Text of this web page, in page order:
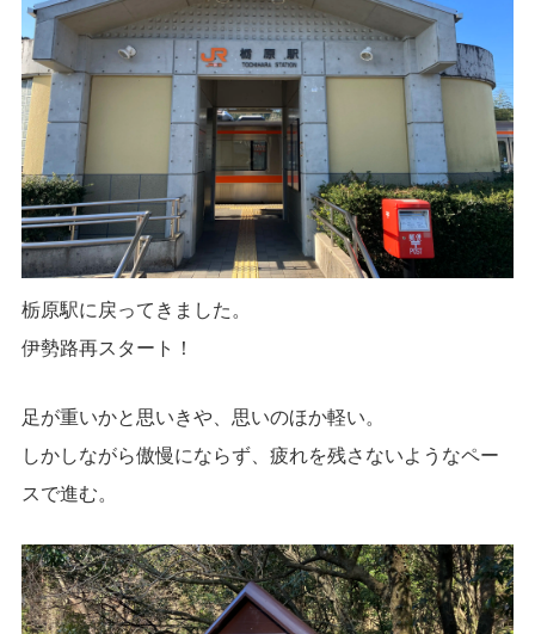
栃原駅に戻ってきました。
伊勢路再スタート！
足が重いかと思いきや、思いのほか軽い。
しかしながら傲慢にならず、疲れを残さないようなペー
スで進む。